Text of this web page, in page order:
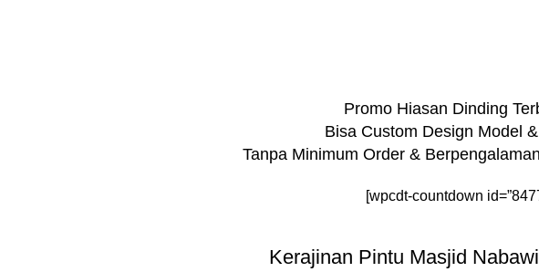
Promo Hiasan Dinding
Bisa Custom Design Model
Tanpa Minimum Order &
[wpcdt-countdown
Kerajinan Pintu Masjid